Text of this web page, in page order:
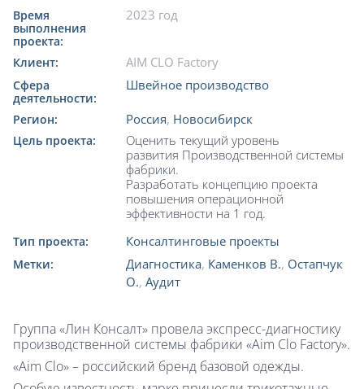
Время
выполнения
проекта:
2023 год
Клиент: AIM CLO Factory
Сфера
деятельности:
Швейное производство
Регион: Россия, Новосибирск
Цель проекта:
Оценить текущий уровень
развития Производственной системы
фабрики.
Разработать концепцию проекта
повышения операционной
эффективности на 1 год.
Тип проекта: Консалтинговые проекты
Метки: Диагностика, Каменков В., Остапчук
О., Аудит
Группа «Лин Консалт» провела экспресс-диагностику
производственной системы фабрики «Aim Clo Factory».
«Aim Сlo» – российский бренд базовой одежды.